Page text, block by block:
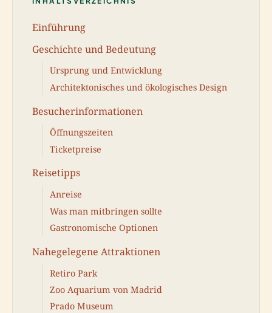
Einführung
Geschichte und Bedeutung
Ursprung und Entwicklung
Architektonisches und ökologisches Design
Besucherinformationen
Öffnungszeiten
Ticketpreise
Reisetipps
Anreise
Was man mitbringen sollte
Gastronomische Optionen
Nahegelegene Attraktionen
Retiro Park
Zoo Aquarium von Madrid
Prado Museum